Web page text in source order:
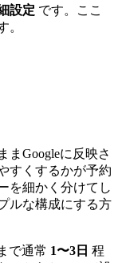
設定 です。ここ
。
まGoogleに反映さ
すくするかが予約
を細かく分けてし
ルな構成にする方
で通常 1〜3日 程